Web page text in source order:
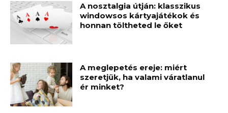
A nosztalgia útján: klasszikus
windowsos kártyajátékok és
honnan töltheted le őket
A meglepetés ereje: miért
szeretjük, ha valami váratlanul
ér minket?